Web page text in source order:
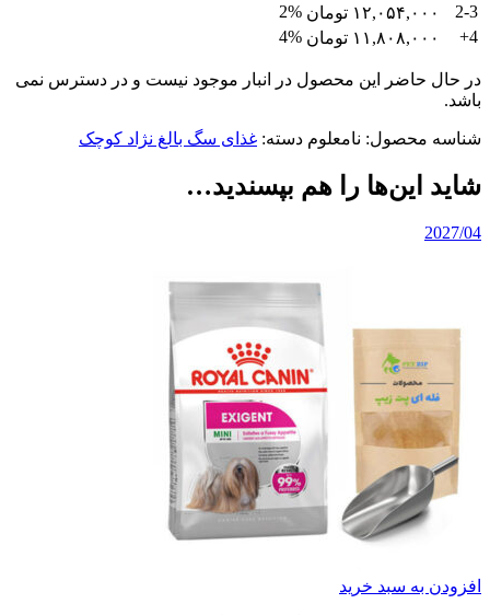
2-3
۱۲,۰۵۴,۰۰۰ تومان 2%
4+
۱۱,۸۰۸,۰۰۰ تومان 4%
در حال حاضر این محصول در انبار موجود نیست و در دسترس نمی
باشد.
شناسه محصول: نامعلوم دسته: غذای سگ بالغ نژاد کوچک
شاید این‌ها را هم بپسندید…
2027/04
افزودن به سبد خرید